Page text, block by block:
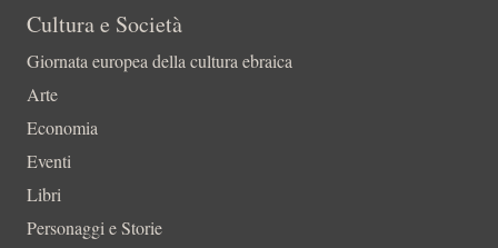
Cultura e Società
Giornata europea della cultura ebraica
Arte
Economia
Eventi
Libri
Personaggi e Storie